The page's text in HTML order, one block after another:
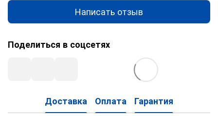
Написать отзыв
Поделиться в соцсетях
Доставка Оплата Гарантия